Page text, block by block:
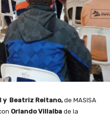
y Beatriz Reitano,de MASISA
Orlando Villalba de la